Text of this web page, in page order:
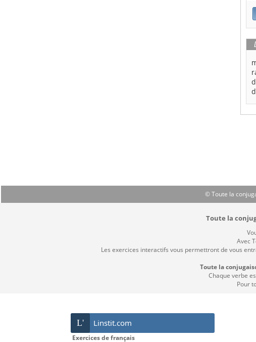
© Toute la
Toute la
Avec
Les exercices interactifs vous permettront de vous
Toute la
Chaque verbe
Pour
L' Linstit.com
Exercices de français